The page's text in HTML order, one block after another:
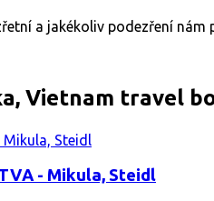
a jakékoliv podezření nám
Vietnam travel
- Mikula, Steidl